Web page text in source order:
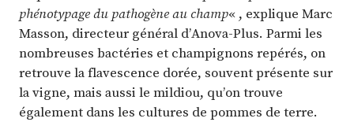
phénotypage du pathogène au champ« , explique Marc
Masson, directeur général d’Anova-Plus. Parmi les
nombreuses bactéries et champignons repérés, on
retrouve la flavescence dorée, souvent présente sur
la vigne, mais aussi le mildiou, qu’on trouve
également dans les cultures de pommes de terre.